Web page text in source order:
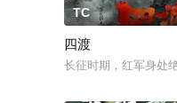
TC
四渡
长征时期，红军身处